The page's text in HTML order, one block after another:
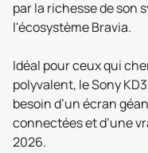
par la richesse de son
l'écosystème Bravia.
Idéal pour ceux qui
polyvalent, le Sony
besoin d’un écran
connectées et d’une
2026.